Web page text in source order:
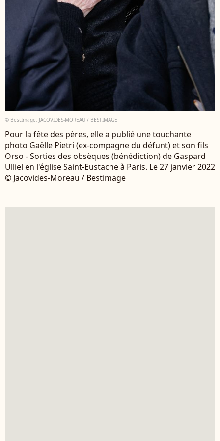
© BestImage, JACOVIDES-MOREAU / BESTIMAGE
Pour la fête des pères, elle a publié une touchante
photo Gaëlle Pietri (ex-compagne du défunt) et son fils
Orso - Sorties des obsèques (bénédiction) de Gaspard
Ulliel en l'église Saint-Eustache à Paris. Le 27 janvier 2022
© Jacovides-Moreau / Bestimage